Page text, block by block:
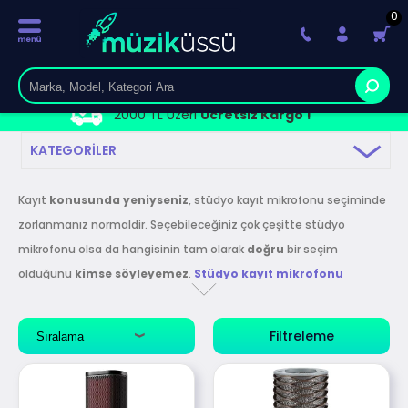
2000 TL ÜzeriÜcretsiz Kargo !
0
KATEGORILER
Kayıt konusunda yeniyseniz, stüdyo kayıt mikrofonu seçiminde
zorlanmanız normaldir. Seçebileceğiniz çok çeşitte stüdyo
mikrofonu olsa da hangisinin tam olarak doğru bir seçim
olduğunu kimse söyleyemez. Stüdyo kayıt mikrofonu
bir seçimdir ve kendi ihtiyacınıza göre
bir mikrofon seçmelisiniz. Biraz stüdyo deneyimi ile, belirli stüdyo
mikrofonlarının belirli enstrümanları kaydetmek için iyi bir seçim
olduğunu anlarsınız, ancak akustik teorisini anlamadan
muhtemelen nedenini anlayamazsınız. Dinamik mi yoksa
Filtreleme